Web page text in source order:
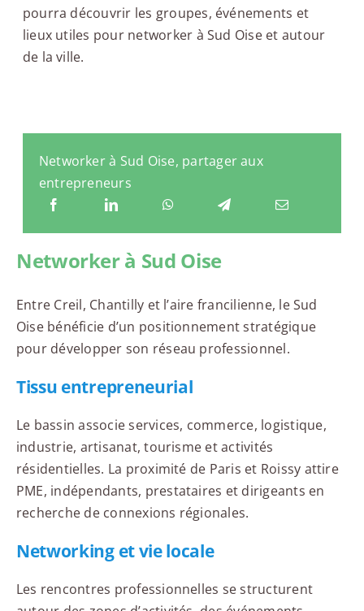
pourra découvrir les groupes, événements et
lieux utiles pour networker à Sud Oise et autour
de la ville.
Networker à Sud Oise, partager aux
entrepreneurs
Networker à Sud Oise
Entre Creil, Chantilly et l’aire francilienne, le Sud
Oise bénéficie d’un positionnement stratégique
pour développer son réseau professionnel.
Tissu entrepreneurial
Le bassin associe services, commerce, logistique,
industrie, artisanat, tourisme et activités
résidentielles. La proximité de Paris et Roissy attire
PME, indépendants, prestataires et dirigeants en
recherche de connexions régionales.
Networking et vie locale
Les rencontres professionnelles se structurent